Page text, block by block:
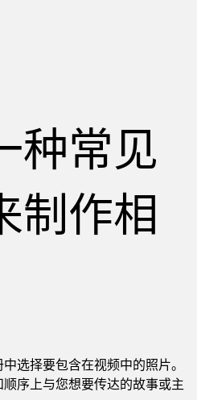
种常见
制作相
选择要包含在视频中的照片。
序上与您想要传达的故事或主